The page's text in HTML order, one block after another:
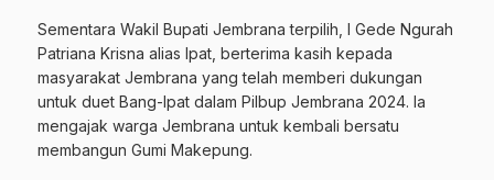
Sementara Wakil Bupati Jembrana terpilih, I Gede Ngurah
Patriana Krisna alias Ipat, berterima kasih kepada
masyarakat Jembrana yang telah memberi dukungan
untuk duet Bang-Ipat dalam Pilbup Jembrana 2024. Ia
mengajak warga Jembrana untuk kembali bersatu
membangun Gumi Makepung.